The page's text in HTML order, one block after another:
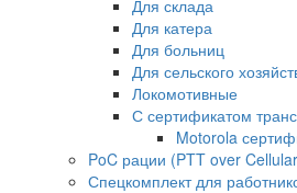
Для склада
Для катера
Для больниц
Для сельского
Локомотивные
С сертификатом
Motorola
PoC рации (PTT over
Спецкомплект для